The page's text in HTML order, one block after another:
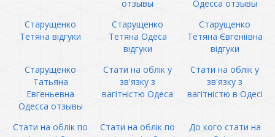
отзывы
Одесса отзывы
Старущенко
Тетяна відгуки
Старущенко
Тетяна Одеса
відгуки
Старущенко
Тетяна Євгеніївна
відгуки
Старущенко
Татьяна
Евгеньевна
Одесса отзывы
Стати на облік у
зв'язку з
вагітністю Одеса
Стати на облік у
зв'язку з
вагітністю в Одесі
Стати на облік по
Стати на облік по
До кого стати на